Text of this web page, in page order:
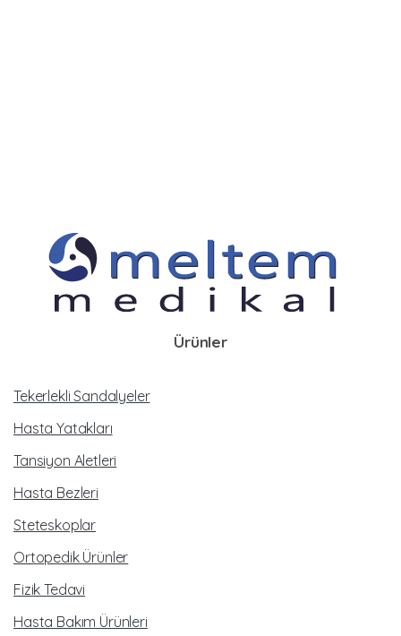
Ürünler
Tekerlekli Sandalyeler
Hasta Yatakları
Tansiyon Aletleri
Hasta Bezleri
Steteskoplar
Ortopedik Ürünler
Fizik Tedavi
Hasta Bakım Ürünleri